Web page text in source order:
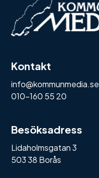
Kontakt
info@kommunmedia.se
010-160 55 20
Besöksadress
Lidaholmsgatan 3
503 38 Borås